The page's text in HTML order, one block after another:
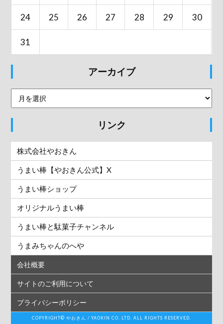
24 25 26 27 28 29 30
31
アーカイブ
リンク
株式会社やおきん
うまい棒【やおきん公式】X
うまい棒ショップ
オリジナルうまい棒
うまい棒と駄菓子チャンネル
うまみちゃんのへや
会社概要
サイトのご利用について
プライバシーポリシー
COPYRIGHT© やおきん / YAOKIN CO. LTD. ALL RIGHTS RESERVED.